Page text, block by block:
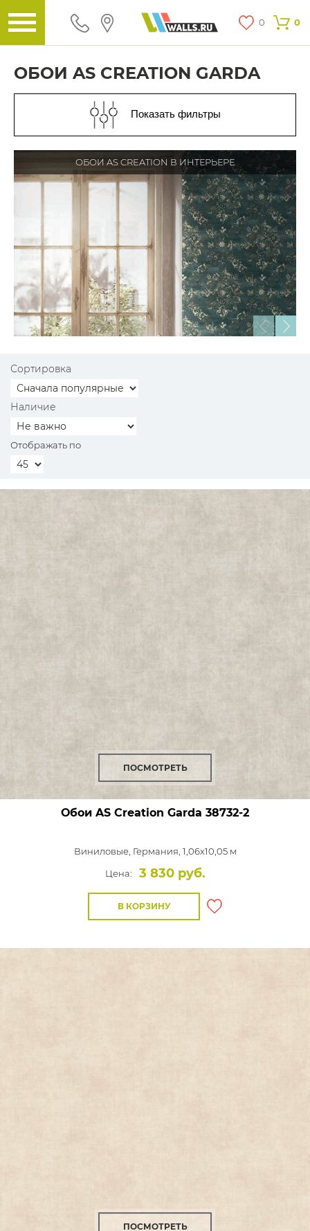
0 0
ОБОИ AS CREATION GARDA
Показать фильтры
ОБОИ AS CREATION В ИНТЕРЬЕРЕ
Сортировка
Наличие
Отображать по
ПОСМОТРЕТЬ
Обои AS Creation Garda 38732-2
Виниловые, Германия, 1,06x10,05 м
Цена:
3 830 руб.
В КОРЗИНУ
ПОСМОТРЕТЬ